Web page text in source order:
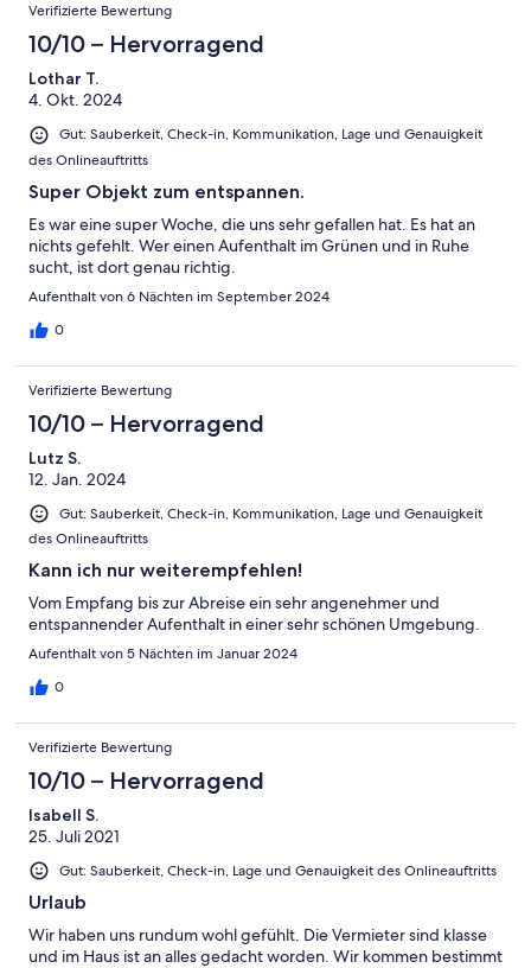
Verifizierte Bewertung
10/10 – Hervorragend
Lothar T.
4. Okt. 2024
Gut: Sauberkeit, Check-in, Kommunikation, Lage und Genauigkeit
des Onlineauftritts
Super Objekt zum entspannen.
Es war eine super Woche, die uns sehr gefallen hat. Es hat an
nichts gefehlt. Wer einen Aufenthalt im Grünen und in Ruhe
sucht, ist dort genau richtig.
Aufenthalt von 6 Nächten im September 2024
0
Verifizierte Bewertung
10/10 – Hervorragend
Lutz S.
12. Jan. 2024
Gut: Sauberkeit, Check-in, Kommunikation, Lage und Genauigkeit
des Onlineauftritts
Kann ich nur weiterempfehlen!
Vom Empfang bis zur Abreise ein sehr angenehmer und
entspannender Aufenthalt in einer sehr schönen Umgebung.
Aufenthalt von 5 Nächten im Januar 2024
0
Verifizierte Bewertung
10/10 – Hervorragend
Isabell S.
25. Juli 2021
Gut: Sauberkeit, Check-in, Lage und Genauigkeit des Onlineauftritts
Urlaub
Wir haben uns rundum wohl gefühlt. Die Vermieter sind klasse
und im Haus ist an alles gedacht worden. Wir kommen bestimmt